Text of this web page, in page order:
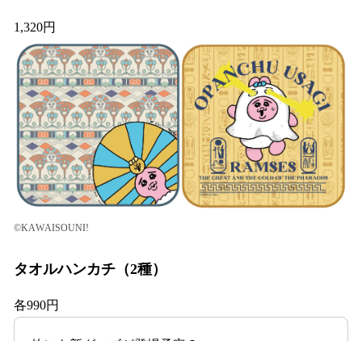
1,320円
©KAWAISOUNI!
タオルハンカチ（2種）
各990円